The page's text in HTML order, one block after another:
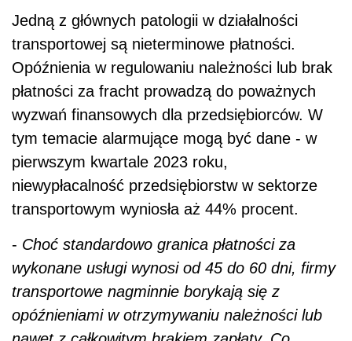
Jedną z głównych patologii w działalności
transportowej są nieterminowe płatności.
Opóźnienia w regulowaniu należności lub brak
płatności za fracht prowadzą do poważnych
wyzwań finansowych dla przedsiębiorców. W
tym temacie alarmujące mogą być dane - w
pierwszym kwartale 2023 roku,
niewypłacalność przedsiębiorstw w sektorze
transportowym wyniosła aż 44% procent.
- Choć standardowo granica płatności za
wykonane usługi wynosi od 45 do 60 dni, firmy
transportowe nagminnie borykają się z
opóźnieniami w otrzymywaniu należności lub